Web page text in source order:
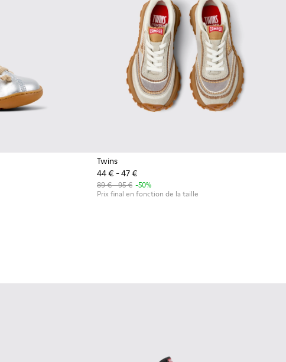
Twins
44 € - 47 €
89 € - 95 € -50%
Prix final en fonction de la taille